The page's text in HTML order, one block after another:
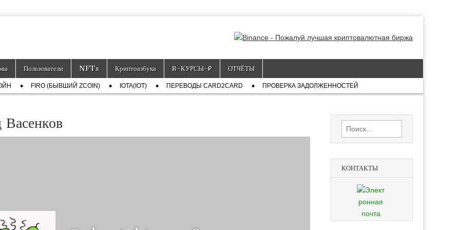
Пользователи NFTs Криптоазбука Ƀ-КУРСЫ-₽ ОТЧЁТЫ
FIRO (БЫВШИЙ ZCOIN) IOTA(IOT) ПЕРЕВОДЫ CARD2CARD ПРОВЕРКА ЗАДОЛЖЕННОСТЕЙ
Васенков Найти:
КОНТАКТЫ